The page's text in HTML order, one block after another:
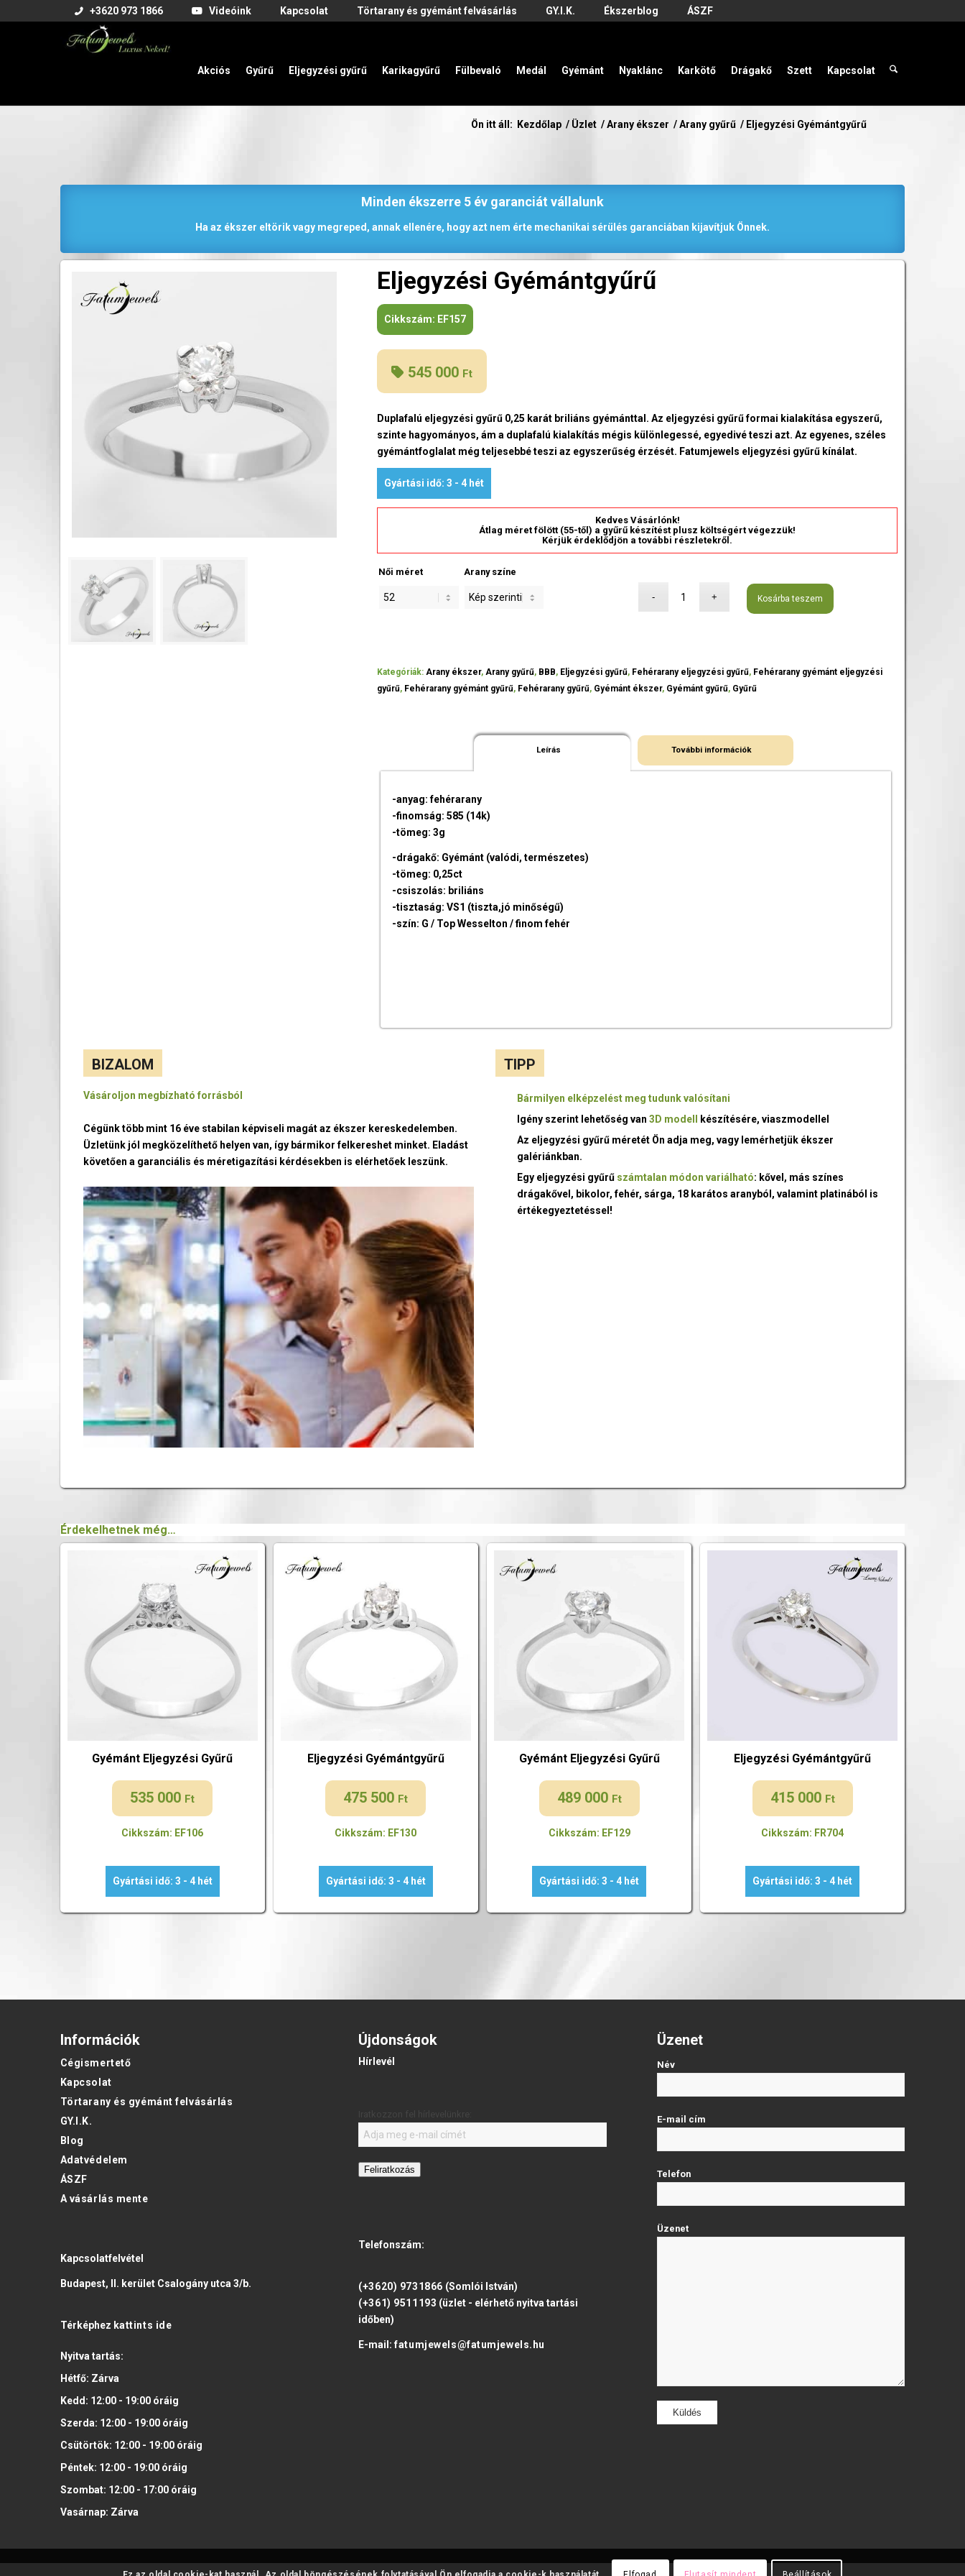
+3620 973 1866 Videóink Kapcsolat Törtarany és gyémánt felvásárlás GY.I.K. Ékszerblog ÁSZF
Akciós Gyűrű Eljegyzési gyűrű Karikagyűrű Fülbevaló Medál Gyémánt Nyaklánc Karkötő Drágakő Szett Kapcsolat
Ön itt áll: Kezdőlap / Üzlet / Arany ékszer / Arany gyűrű / Eljegyzési Gyémántgyűrű
Minden ékszerre 5 év garanciát vállalunk
Ha az ékszer eltörik vagy megreped, annak ellenére, hogy azt nem érte mechanikai sérülés garanciában kijavítjuk Önnek.
Eljegyzési Gyémántgyűrű
Cikkszám: EF157
545 000 Ft
Duplafalú eljegyzési gyűrű 0,25 karát briliáns gyémánttal. Az eljegyzési gyűrű formai kialakítása egyszerű,
szinte hagyományos, ám a duplafalú kialakítás mégis különlegessé, egyedivé teszi azt. Az egyenes, széles
gyémántfoglalat még teljesebbé teszi az egyszerűség érzését. Fatumjewels eljegyzési gyűrű kínálat.
Gyártási idő: 3 - 4 hét
Kedves Vásárlónk!
Átlag méret fölött (55-től) a gyűrű készítést plusz költségért végezzük!
Kérjük érdeklődjön a további részletekről.
Női méret Arany színe
Kosárba teszem
Kategóriák:Arany ékszer,Arany gyűrű, BBB, Eljegyzési gyűrű, Fehérarany eljegyzési gyűrű, Fehérarany gyémánt eljegyzési
gyűrű, Fehérarany gyémánt gyűrű, Fehérarany gyűrű, Gyémánt ékszer, Gyémánt gyűrű, Gyűrű
Leírás További információk
-anyag: fehérarany
-finomság: 585 (14k)
-tömeg: 3g
-drágakő: Gyémánt (valódi, természetes)
-tömeg: 0,25ct
-csiszolás: briliáns
-tisztaság: VS1 (tiszta,jó minőségű)
-szín: G / Top Wesselton / finom fehér
BIZALOM
Vásároljon megbízható forrásból
Cégünk több mint 16 éve stabilan képviseli magát az ékszer kereskedelemben.
Üzletünk jól megközelíthető helyen van, így bármikor felkereshet minket. Eladást
követően a garanciális és méretigazítási kérdésekben is elérhetőek leszünk.
TIPP
Bármilyen elképzelést meg tudunk valósítani
Igény szerint lehetőség van3D modell
készítésére, viaszmodellel
Az eljegyzési gyűrű méretét Ön adja meg, vagy lemérhetjük ékszer
galériánkban.
Egy eljegyzési gyűrű számtalan módon variálható: kővel, más színes
drágakővel, bikolor, fehér, sárga, 18 karátos aranyból, valamint platinából is
értékegyeztetéssel!
Érdekelhetnek még…
Gyémánt Eljegyzési Gyűrű
535 000 Ft
Cikkszám: EF106
Gyártási idő: 3 - 4 hét
Eljegyzési Gyémántgyűrű
475 500 Ft
Cikkszám: EF130
Gyártási idő: 3 - 4 hét
Gyémánt Eljegyzési Gyűrű
489 000 Ft
Cikkszám: EF129
Gyártási idő: 3 - 4 hét
Eljegyzési Gyémántgyűrű
415 000 Ft
Cikkszám: FR704
Gyártási idő: 3 - 4 hét
Információk
Cégismertető
Kapcsolat
Törtarany és gyémánt felvásárlás
GY.I.K.
Blog
Adatvédelem
ÁSZF
A vásárlás mente
Kapcsolatfelvétel
Budapest, II. kerület Csalogány utca 3/b.
Térképhez kattints ide
Nyitva tartás:
Hétfő: Zárva
Kedd: 12:00 - 19:00óráig
Szerda: 12:00 - 19:00óráig
Csütörtök: 12:00 - 19:00óráig
Péntek: 12:00 - 19:00óráig
Szombat: 12:00 - 17:00óráig
Vasárnap: Zárva
Újdonságok
Hírlevél
Feliratkozás
Telefonszám:
(+3620) 9731866 (Somlói István)
(+361) 9511193 (üzlet - elérhető nyitva tartási
időben)
E-mail:fatumjewels@fatumjewels.hu
Üzenet
Név
E-mail cím
Telefon
Üzenet